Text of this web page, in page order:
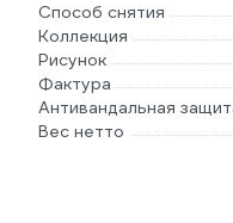
Способ снятия
Коллекция
Рисунок
Фактура
Антивандальная
Вес нетто